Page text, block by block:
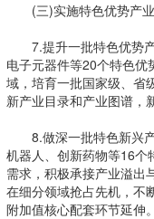
(三)实施特色优势产业
7.提升一批特色优势产
电子元器件等20个特色
域，培育一批国家级、省
新产业目录和产业图谱，
8.做深一批特色新兴产
机器人、创新药物等16个
需求，积极承接产业溢出
在细分领域抢占先机，不
附加值核心配套环节延伸。